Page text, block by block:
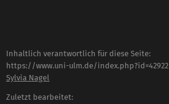
Inhaltlich verantwortlich für diese Seite:
https://www.uni-ulm.de/index.php?id=42922
Sylvia Nagel
Zuletzt bearbeitet: